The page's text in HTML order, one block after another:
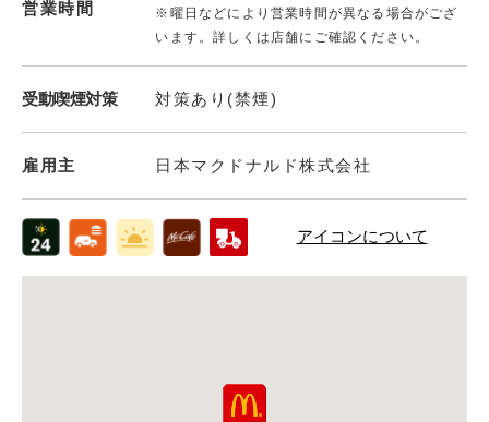
営業時間
※曜日などにより営業時間が異なる場合がござ
います。詳しくは店舗にご確認ください。
受動喫煙対策 対策あり(禁煙)
雇用主 日本マクドナルド株式会社
アイコンについて